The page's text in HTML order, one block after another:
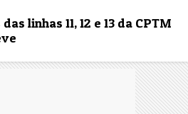
linhas 11, 12 e 13 da CPTM